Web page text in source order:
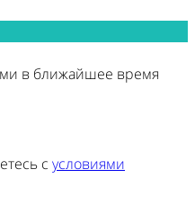
в ближайшее время
с условиями